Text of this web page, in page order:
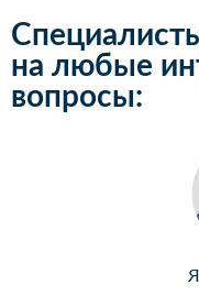
на любые
вопросы: